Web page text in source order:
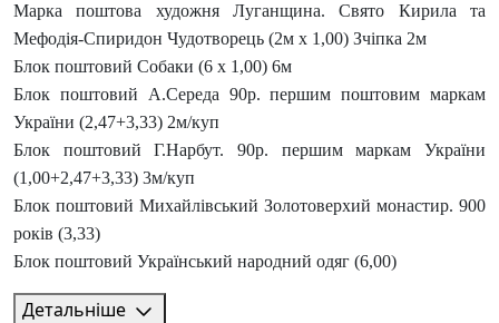
Марка поштова художня Луганщина. Свято Кирила та
Мефодія-Спиридон Чудотворець (2м х 1,00) Зчіпка 2м
Блок поштовий Собаки (6 х 1,00) 6м
Блок поштовий А.Середа 90р. першим поштовим маркам
України (2,47+3,33) 2м/куп
Блок поштовий Г.Нарбут. 90р. першим маркам України
(1,00+2,47+3,33) 3м/куп
Блок поштовий Михайлівський Золотоверхий монастир. 900
років (3,33)
Блок поштовий Український народний одяг (6,00)
Детальніше